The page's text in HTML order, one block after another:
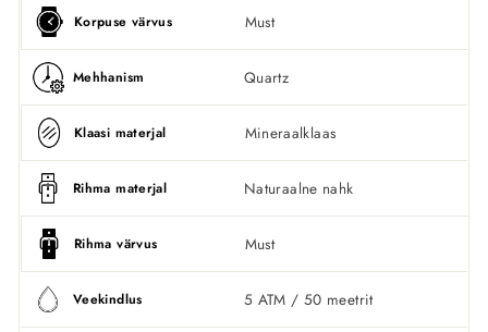
Korpuse värvus Must
Mehhanism Quartz
Klaasi materjal Mineraalklaas
Rihma materjal Naturaalne nahk
Rihma värvus Must
Veekindlus 5 ATM / 50 meetrit